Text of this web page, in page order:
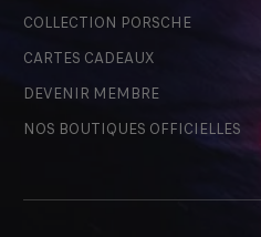
COLLECTION PORSCHE
CARTES CADEAUX
DEVENIR MEMBRE
NOS BOUTIQUES OFFICIELLES